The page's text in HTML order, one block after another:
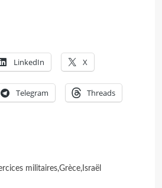
LinkedIn X
Telegram Threads
militaires,Grèce,Israël